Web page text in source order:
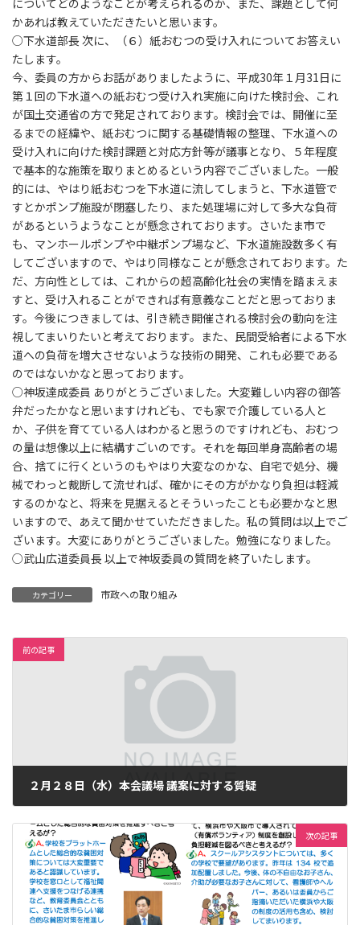
についてどのようなことが考えられるのか、また、課題として何
かあれば教えていただきたいと思います。
○下水道部長 次に、（６）紙おむつの受け入れについてお答えい
たします。
今、委員の方からお話がありましたように、平成30年１月31日に
第１回の下水道への紙おむつ受け入れ実施に向けた検討会、これ
が国土交通省の方で発足されております。検討会では、開催に至
るまでの経緯や、紙おむつに関する基礎情報の整理、下水道への
受け入れに向けた検討課題と対応方針等が議事となり、５年程度
で基本的な施策を取りまとめるという内容でございました。一般
的には、やはり紙おむつを下水道に流してしまうと、下水道管で
すとかポンプ施設が閉塞したり、また処理場に対して多大な負荷
があるというようなことが懸念されております。さいたま市で
も、マンホールポンプや中継ポンプ場など、下水道施設数多く有
してございますので、やはり同様なことが懸念されております。た
だ、方向性としては、これからの超高齢化社会の実情を踏まえま
すと、受け入れることができれば有意義なことだと思っておりま
す。今後につきましては、引き続き開催される検討会の動向を注
視してまいりたいと考えております。また、民間受給者による下水
道への負荷を増大させないような技術の開発、これも必要である
のではないかなと思っております。
○神坂達成委員 ありがとうございました。大変難しい内容の御答
弁だったかなと思いますけれども、でも家で介護している人と
か、子供を育てている人はわかると思うのですけれども、おむつ
の量は想像以上に結構すごいのです。それを毎回単身高齢者の場
合、捨てに行くというのもやはり大変なのかな、自宅で処分、機
械でわっと裁断して流せれば、確かにその方がかなり負担は軽減
するのかなと、将来を見据えるとそういったことも必要かなと思
いますので、あえて聞かせていただきました。私の質問は以上でご
ざいます。大変にありがとうございました。勉強になりました。
○武山広道委員長 以上で神坂委員の質問を終了いたします。
カテゴリー 市政への取り組み
前の記事
２月２８日（水）本会議場 議案に対する質疑
次の記事